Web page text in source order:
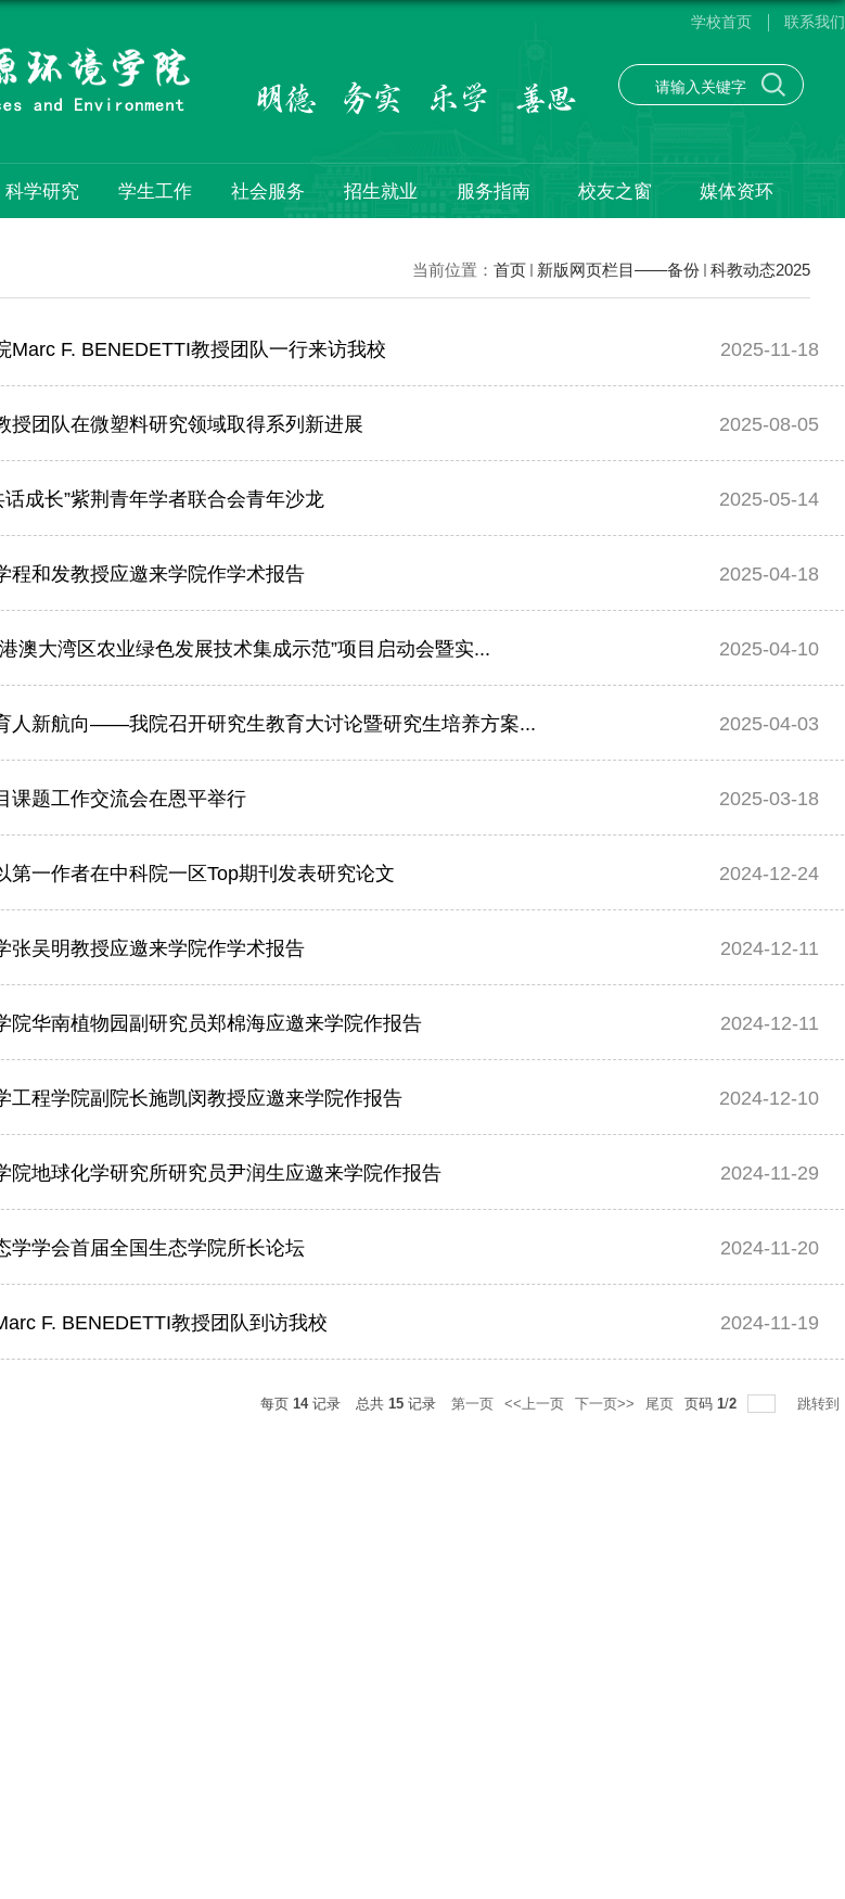
学校首页 联系我们
科学研究 学生工作 社会服务 招生就业 服务指南 校友之窗 媒体资环
当前位置： 首页 新版网页栏目——备份 科教动态2025
Marc F. BENEDETTI教授团队一行来访我校 2025-11-18
授团队在微塑料研究领域取得系列新进展 2025-08-05
话成长”紫荆青年学者联合会青年沙龙 2025-05-14
程和发教授应邀来学院作学术报告 2025-04-18
澳大湾区农业绿色发展技术集成示范”项目启动会暨实... 2025-04-10
人新航向——我院召开研究生教育大讨论暨研究生培养方案... 2025-04-03
课题工作交流会在恩平举行 2025-03-18
第一作者在中科院一区Top期刊发表研究论文 2024-12-24
张吴明教授应邀来学院作学术报告 2024-12-11
院华南植物园副研究员郑棉海应邀来学院作报告 2024-12-11
工程学院副院长施凯闵教授应邀来学院作报告 2024-12-10
院地球化学研究所研究员尹润生应邀来学院作报告 2024-11-29
学学会首届全国生态学院所长论坛 2024-11-20
F. BENEDETTI教授团队到访我校 2024-11-19
每页 14记录 总共 15 记录 第一页 <<上一页 下一页>> 尾页 页码 1/2 跳转到